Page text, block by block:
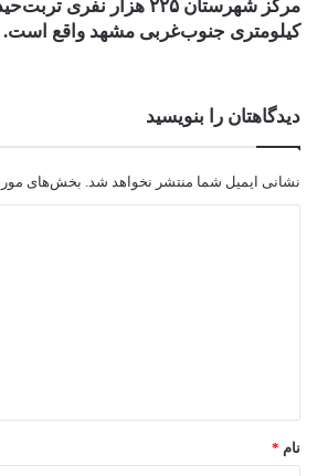
کیلومتری جنوب‌غربی مشهد واقع است.
دیدگاهتان را بنویسید
نشانی ایمیل شما منتشر نخواهد شد. بخش‌های
نام *